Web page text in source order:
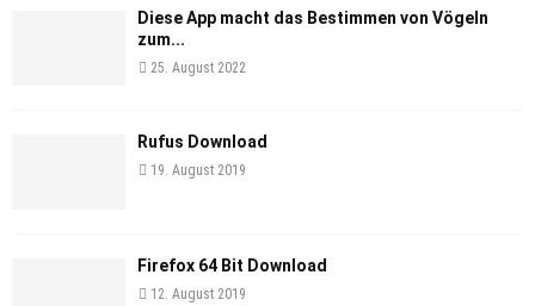
Diese App macht das Bestimmen von Vögeln
zum...
25. August 2022
Rufus Download
19. August 2019
Firefox 64 Bit Download
12. August 2019